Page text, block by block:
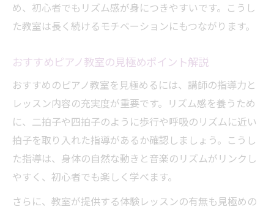
め、初心者でもリズム感が身につきやすいです。こうし
た教室は長く続けるモチベーションにもつながります。
おすすめピアノ教室の見極めポイント解説
おすすめのピアノ教室を見極めるには、講師の指導力と
レッスン内容の充実度が重要です。リズム感を養うため
に、二拍子や四拍子のように歩行や呼吸のリズムに近い
拍子を取り入れた指導があるか確認しましょう。こうし
た指導は、身体の自然な動きと音楽のリズムがリンクし
やすく、初心者でも楽しく学べます。
さらに、教室が提供する体験レッスンの有無も見極めの